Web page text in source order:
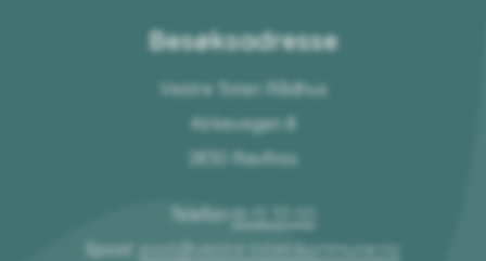
Besøksadresse
Vestre Toten Rådhus
Kirkevegen 8
2830 Raufoss
Telefon 61 15 33 00
Epost: post@vestre-toten.kommune.no